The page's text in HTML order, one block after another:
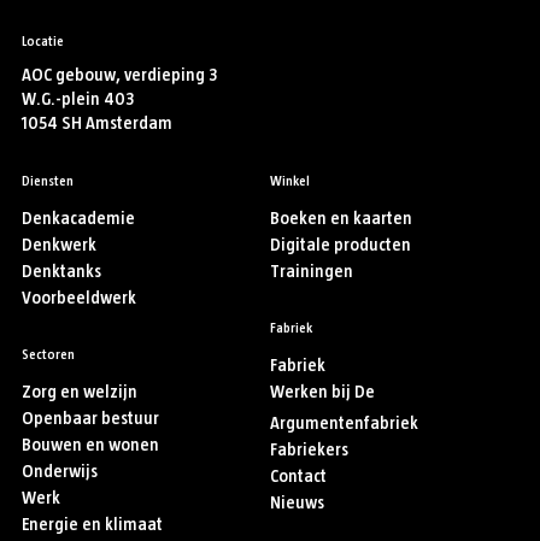
Locatie
AOC gebouw, verdieping 3
W.G.-plein 403
1054 SH Amsterdam
Diensten
Denkacademie
Denkwerk
Denktanks
Voorbeeldwerk
Sectoren
Zorg en welzijn
Openbaar bestuur
Bouwen en wonen
Onderwijs
Werk
Energie en klimaat
Winkel
Boeken en kaarten
Digitale producten
Trainingen
Fabriek
Fabriek
Werken bij De
Argumentenfabriek
Fabriekers
Contact
Nieuws